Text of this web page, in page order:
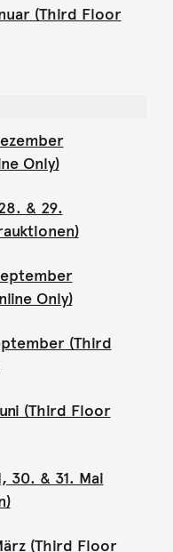
(Third Floor
Only)
& 29.
Only)
(Third
(Third Floor
30. & 31. Mai
(Third Floor